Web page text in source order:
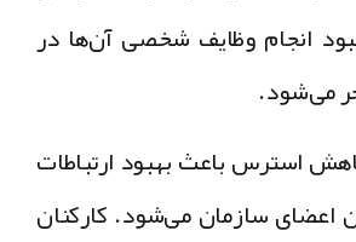
انجام وظایف شخصی آن‌ها در
استرس باعث بهبود ارتباطات
سازمان می‌شود. کارکنان